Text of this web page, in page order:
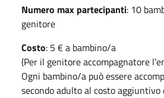
Numero max partecipanti: 10
genitore
Costo: 5 € a bambino/a
(Per il genitore accompagnatore
Ogni bambino/a può essere
secondo adulto al costo aggiuntivo